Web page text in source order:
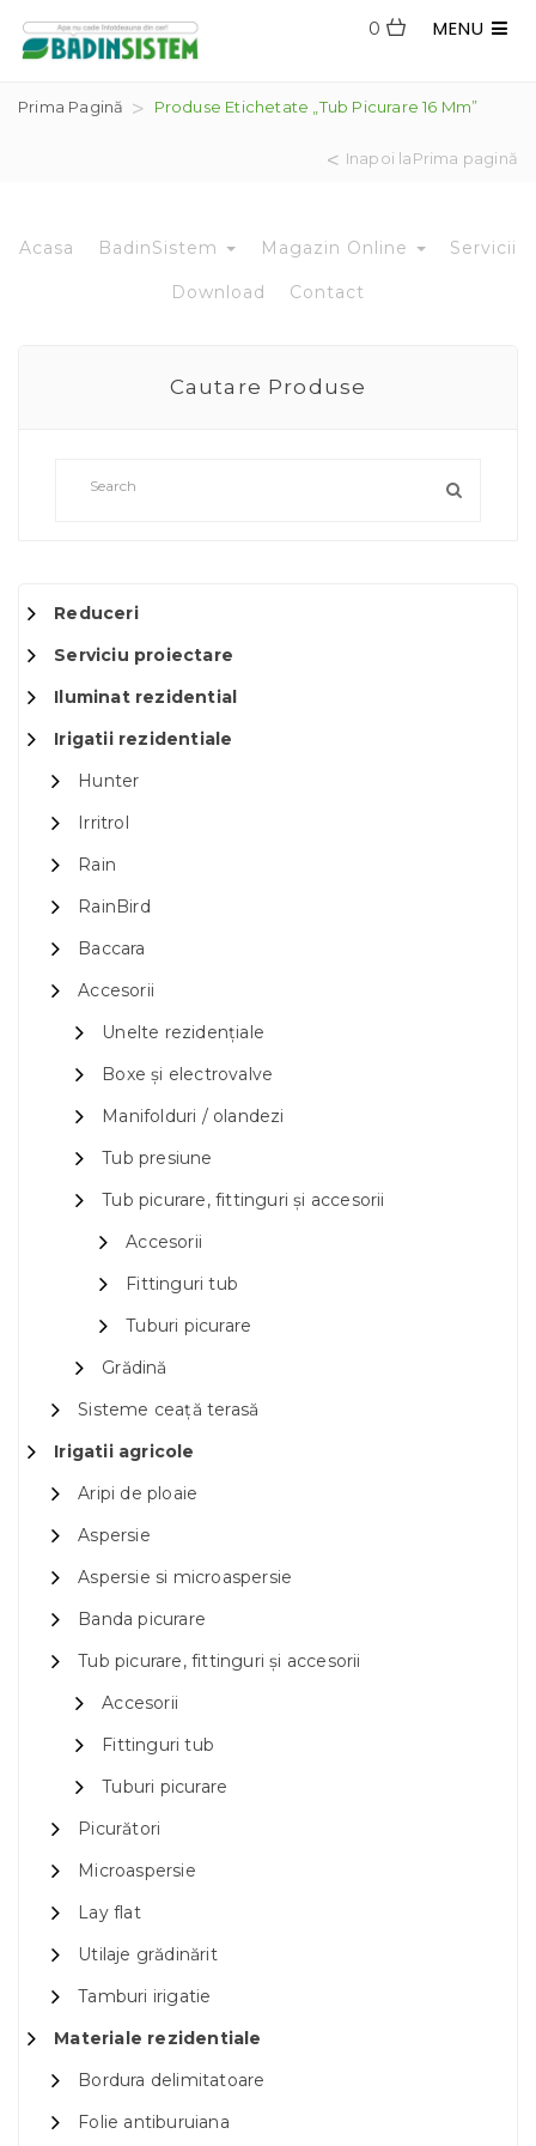
MENU
0
Prima Pagină Produse Etichetate „tub Picurare 16 Mm”
Inapoi laPrima pagină
Acasa BadinSistem Magazin Online Servicii
Download Contact
Cautare Produse
Reduceri
Serviciu proiectare
Iluminat rezidential
Irigatii rezidentiale
Hunter
Irritrol
Rain
RainBird
Baccara
Accesorii
Unelte rezidențiale
Boxe și electrovalve
Manifolduri / olandezi
Tub presiune
Tub picurare, fittinguri și accesorii
Accesorii
Fittinguri tub
Tuburi picurare
Grădină
Sisteme ceață terasă
Irigatii agricole
Aripi de ploaie
Aspersie
Aspersie si microaspersie
Banda picurare
Tub picurare, fittinguri și accesorii
Accesorii
Fittinguri tub
Tuburi picurare
Picurători
Microaspersie
Lay flat
Utilaje grădinărit
Tamburi irigatie
Materiale rezidentiale
Bordura delimitatoare
Folie antiburuiana